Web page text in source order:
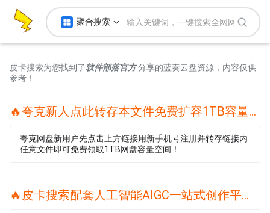
聚合搜索
皮卡搜索为您找到了软件部落官方分享的蓝奏云盘资源，内容仅供
参考！
🔥夸克新人点此转存本文件免费扩容1TB容量🔥
夸克网盘新用户先点击上方链接用新手机号注册并转存链接内
任意文件即可免费领取1TB网盘容量空间！
🔥皮卡搜索配套人工智能AIGC一站式创作平台🔥